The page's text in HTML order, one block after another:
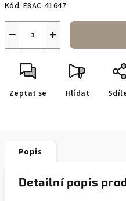
Kód: E8AC-41647
+
−
Zeptat se Hlídat
Popis
Detailní popis